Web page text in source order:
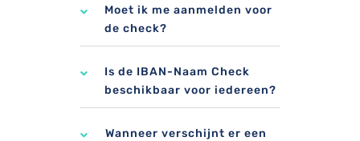
Moet ik me aanmelden voor
de check?
Is de IBAN-Naam Check
beschikbaar voor iedereen?
Wanneer verschijnt er een